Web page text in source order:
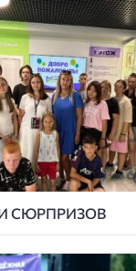
СЮРПРИЗОВ